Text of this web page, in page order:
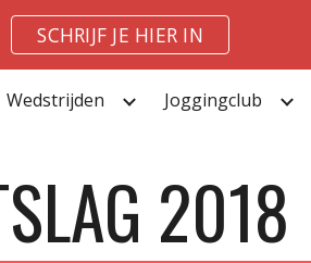
SCHRIJF JE HIER IN
Wedstrijden Joggingclub
2018